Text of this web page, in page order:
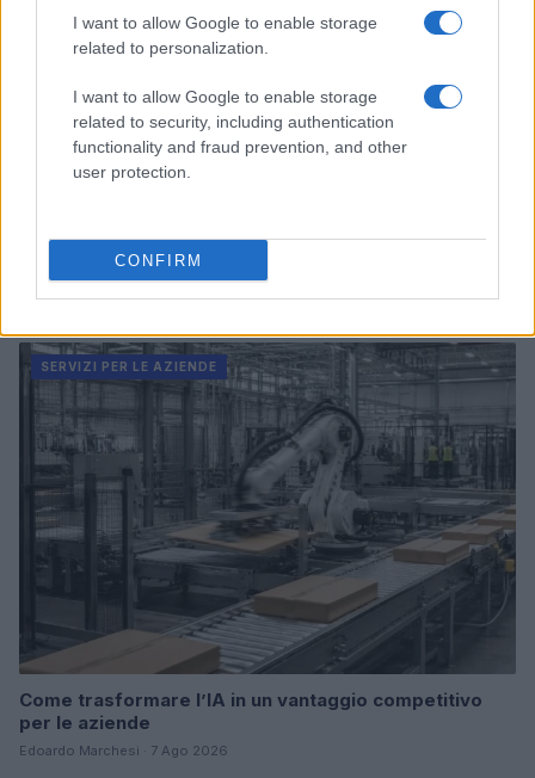
I want to allow Google to enable storage
related to personalization.
I want to allow Google to enable storage
related to security, including authentication
functionality and fraud prevention, and other
user protection.
CONFIRM
Come il Politecnico di Milano affronta i nuovi rischi
della privacy
SERVIZI PER LE AZIENDE
Come trasformare l’IA in un vantaggio competitivo
per le aziende
Edoardo Marchesi · 7 Ago 2026